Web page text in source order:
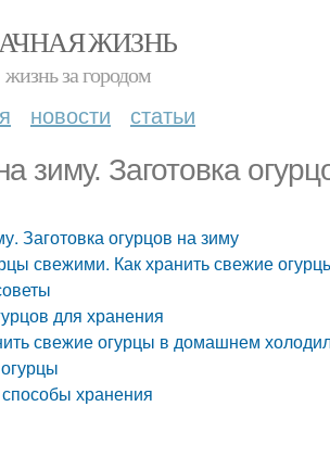
ЖИЗНЬ
жизнь за городом
новости статьи
зиму. Заготовка
Заготовка огурцов на зиму
свежими. Как хранить свежие
для хранения
свежие огурцы в домашнем
хранения